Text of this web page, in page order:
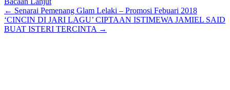
Posts
navigation
← Senarai Pemenang Glam Lelaki – Promosi Febuari 2018
‘CINCIN DI JARI LAGU’ CIPTAAN ISTIMEWA JAMIEL SAID
BUAT ISTERI TERCINTA →